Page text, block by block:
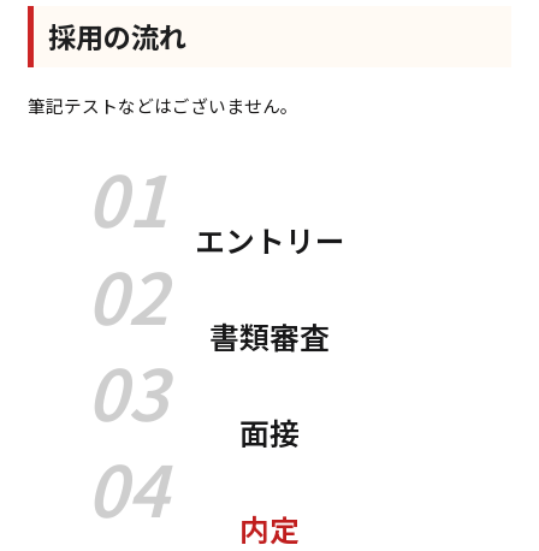
採用の流れ
筆記テストなどはございません。
エントリー
01
書類審査
02
面接
03
内定
04